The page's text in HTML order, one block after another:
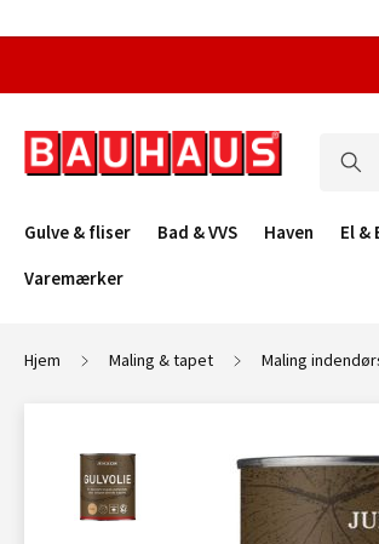
Gulve & fliser Bad & VVS Haven El &
Varemærker
Hjem Maling & tapet Maling